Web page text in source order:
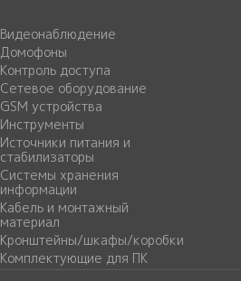
Видеонаблюдение
Домофоны
Контроль доступа
Сетевое оборудование
GSM устройства
Инструменты
Источники питания и
стабилизаторы
Системы хранения
информации
Кабель и монтажный
материал
Кронштейны/шкафы/коробки
Комплектующие для ПК